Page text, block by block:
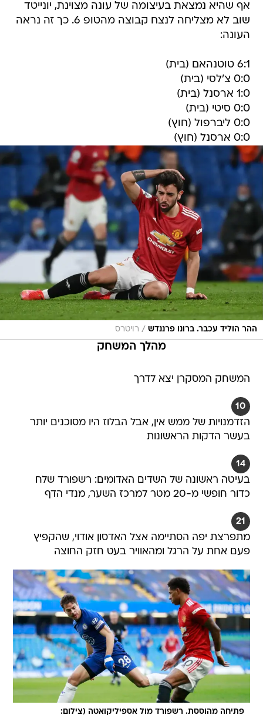
אף שהיא נמצאת בעיצומה של עונה מצוינת, יונייטד
שוב לא מצליחה לנצח קבוצה מהטופ 6. כך זה נראה
העונה:
6:1 טוטנהאם (בית)
0:0 צ'לסי (בית)
1:0 ארסנל (בית)
0:0 סיטי (בית)
0:0 ליברפול (חוץ)
0:0 ארסנל (חוץ)
ההר הוליד עכבר. ברונו פרננדש / רויטרס
מהלך המשחק
המשחק המסקרן יצא לדרך
10
הזדמנויות של ממש אין, אבל הבלוז היו מסוכנים יותר
בעשר הדקות הראשונות
14
בעיטה ראשונה של השדים האדומים: רשפורד שלח
כדור חופשי מ-20 מטר למרכז השער, מנדי הדף
21
מתפרצת יפה הסתיימה אצל האדסון אודוי, שהקפיץ
פעם אחת על הרגל ומהאוויר בעט חזק החוצה
פתיחה מהוססת. רשפורד מול אספיליקואטה (צילום: